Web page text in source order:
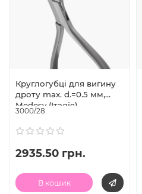
Круглогубці для вигину
дроту max. d.=0.5 мм,
Medesy (Італія)
3000/28
2935.50 грн.
В кошик